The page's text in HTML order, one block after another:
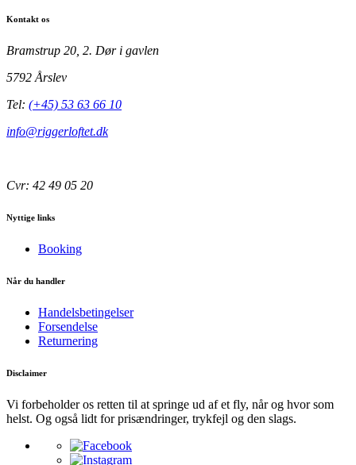
Kontakt os
Bramstrup 20, 2. Dør i gavlen
5792 Årslev
Tel: (+45) 53 63 66 10
info@riggerloftet.dk
Cvr: 42 49 05 20
Nyttige links
Booking
Når du handler
Handelsbetingelser
Forsendelse
Returnering
Disclaimer
Vi forbeholder os retten til at springe ud af et fly, når og hvor som
helst. Og også lidt for prisændringer, trykfejl og den slags.